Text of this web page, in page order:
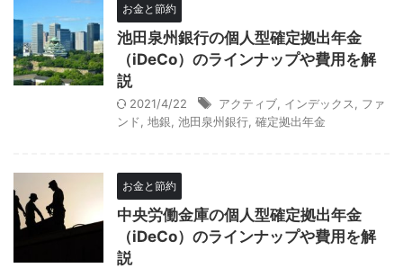
お金と節約
池田泉州銀行の個人型確定拠出年金
（iDeCo）のラインナップや費用を解
説
2021/4/22 アクティブ インデックス
ファ
ンド
地銀 池田泉州銀行 確定拠出年金
お金と節約
中央労働金庫の個人型確定拠出年金
（iDeCo）のラインナップや費用を解
説